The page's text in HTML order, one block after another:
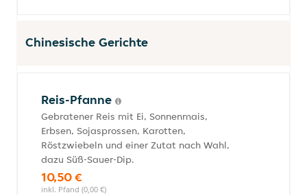
Chinesische Gerichte
Reis-Pfanne
Gebratener Reis mit Ei, Sonnenmais,
Erbsen, Sojasprossen, Karotten,
Röstzwiebeln und einer Zutat nach Wahl,
dazu Süß-Sauer-Dip.
10,50 €
inkl. Pfand (0,00 €)